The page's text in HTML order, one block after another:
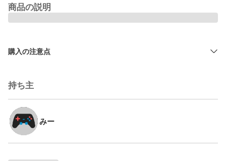
商品の説明
購入の注意点
持ち主
みー